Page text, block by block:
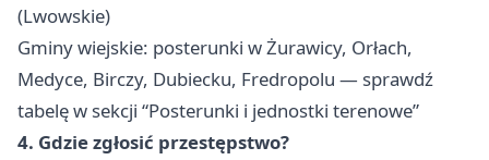
(Lwowskie)
Gminy wiejskie: posterunki w Żurawicy, Orłach,
Medyce, Birczy, Dubiecku, Fredropolu — sprawdź
tabelę w sekcji “Posterunki i jednostki terenowe”
4. Gdzie zgłosić przestępstwo?